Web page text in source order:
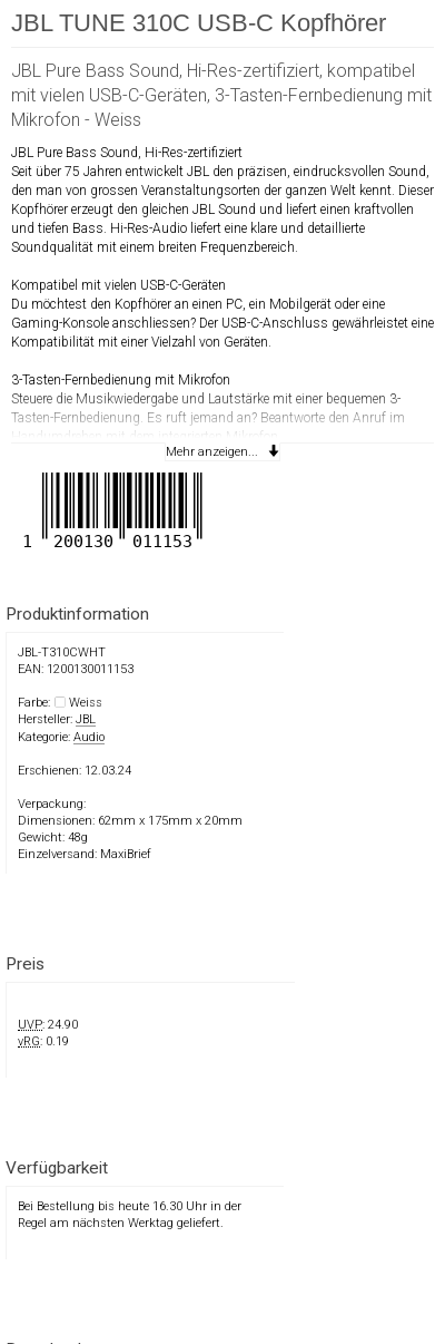
JBL TUNE 310C USB-C Kopfhörer
JBL Pure Bass Sound, Hi-Res-zertifiziert, kompatibel
mit vielen USB-C-Geräten, 3-Tasten-Fernbedienung mit
Mikrofon - Weiss
JBL Pure Bass Sound, Hi-Res-zertifiziert
Seit über 75 Jahren entwickelt JBL den präzisen, eindrucksvollen Sound,
den man von grossen Veranstaltungsorten der ganzen Welt kennt. Dieser
Kopfhörer erzeugt den gleichen JBL Sound und liefert einen kraftvollen
und tiefen Bass. Hi-Res-Audio liefert eine klare und detaillierte
Soundqualität mit einem breiten Frequenzbereich.
Kompatibel mit vielen USB-C-Geräten
Du möchtest den Kopfhörer an einen PC, ein Mobilgerät oder eine
Gaming-Konsole anschliessen? Der USB-C-Anschluss gewährleistet eine
Kompatibilität mit einer Vielzahl von Geräten.
3-Tasten-Fernbedienung mit Mikrofon
Steuere die Musikwiedergabe und Lautstärke mit einer bequemen 3-
Tasten-Fernbedienung. Es ruft jemand an? Beantworte den Anruf im
Handumdrehen mit dem integrierten Mikrofon.
Spezifikationen:
- Empfindlichkeit: 98 dB SPL bei 1 kHz 1 mW
- Mikrofonempfindlichkeit: -42 dBV/Pa bei 1 kHz
- 1 x JBL Tune 310C USB-C Kopfhörer
- 1 x Kurzanleitung
Mehr anzeigen...
1 200130 011153
Produktinformation
JBL-T310CWHT
EAN: 1200130011153
Farbe:
Weiss
Hersteller: JBL
Kategorie: Audio
Erschienen: 12.03.24
Verpackung:
Dimensionen: 62mm x 175mm x 20mm
Gewicht: 48g
Einzelversand: MaxiBrief
Preis
UVP: 24.90
vRG: 0.19
Verfügbarkeit
Bei Bestellung bis heute 16.30 Uhr in der
Regel am nächsten Werktag geliefert.